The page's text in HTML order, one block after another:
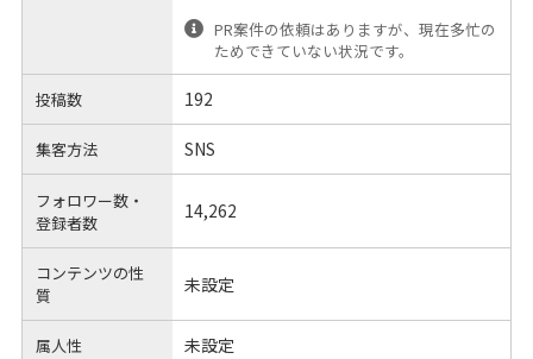
PR案件の依頼はありますが、現在多忙の
ためできていない状況です。
投稿数 192
集客方法 SNS
フォロワー数・
登録者数
14,262
コンテンツの性
質
未設定
属人性 未設定